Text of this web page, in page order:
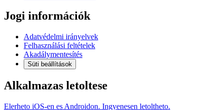
Jogi információk
Adatvédelmi irányelvek
Felhasználási feltételek
Akadálymentesítés
Süti beállítások
Alkalmazas letoltese
Elerheto iOS-en es Androidon. Ingyenesen letoltheto.